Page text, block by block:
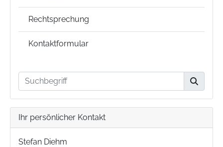
Rechtsprechung
Kontaktformular
Ihr persönlicher Kontakt
Stefan Diehm